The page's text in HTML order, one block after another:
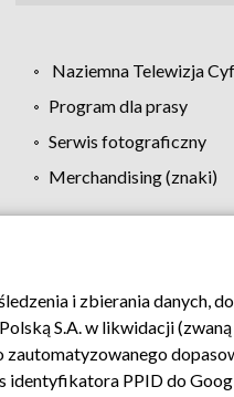
Naziemna Telewizja
Program dla prasy
Serwis fotograficzny
Merchandising (znaki)
Biuro reklamy
i zbierania danych,
S.A. w likwidacji (zwaną
zautomatyzowanego
identyfikatora PPID do